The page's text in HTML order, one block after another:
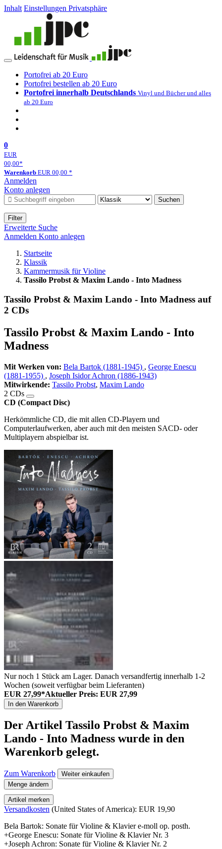
Inhalt Einstellungen Privatsphäre
Portofrei ab 20 Euro
Portofrei bestellen ab 20 Euro
Portofrei innerhalb Deutschlands Vinyl und Bücher und alles
ab 20 Euro
0
EUR
00,00*
Warenkorb EUR 00,00 *
Anmelden
Konto anlegen
Suchen
Filter
Erweiterte Suche
Anmelden Konto anlegen
Startseite
Klassik
Kammermusik für Violine
Tassilo Probst & Maxim Lando - Into Madness
Tassilo Probst & Maxim Lando - Into Madness auf
2 CDs
Tassilo Probst & Maxim Lando - Into
Madness
Mit Werken von: Bela Bartok (1881-1945) , George Enescu
(1881-1955) , Joseph Isidor Achron (1886-1943)
Mitwirkende: Tassilo Probst, Maxim Lando
2 CDs
CD (Compact Disc)
Herkömmliche CD, die mit allen CD-Playern und
Computerlaufwerken, aber auch mit den meisten SACD- oder
Multiplayern abspielbar ist.
Nur noch 1 Stück am Lager. Danach versandfertig innerhalb 1-2
Wochen (soweit verfügbar beim Lieferanten)
EUR 27,99*Aktueller Preis: EUR 27,99
In den Warenkorb
Der Artikel Tassilo Probst & Maxim
Lando - Into Madness wurde in den
Warenkorb gelegt.
Zum Warenkorb
Weiter einkaufen
Menge ändern
Artikel merken
Versandkosten (United States of America): EUR 19,90
Bela Bartok: Sonate für Violine & Klavier e-moll op. posth.
+George Enescu: Sonate für Violine & Klavier Nr. 3
+Joseph Achron: Sonate für Violine & Klavier Nr. 2